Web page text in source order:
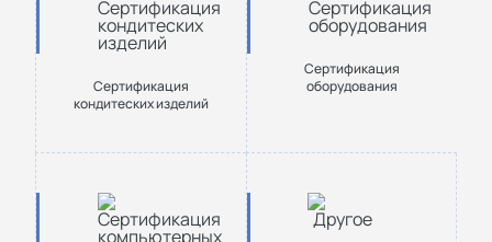
Сертификация
кондитеских изделий
Сертификация
оборудования